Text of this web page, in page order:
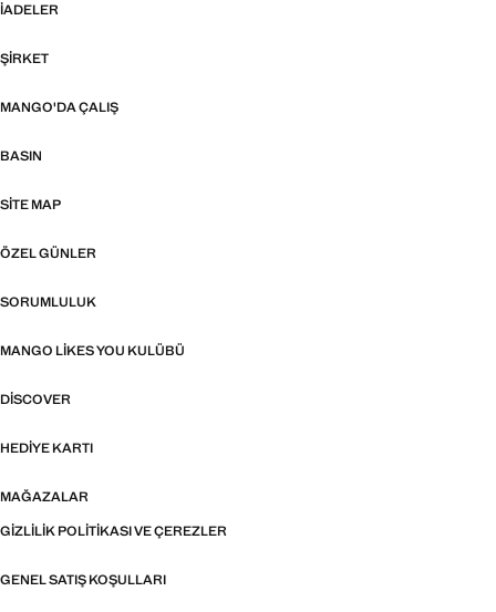
İADELER
ŞIRKET
MANGO'DA ÇALIŞ
BASIN
SITE MAP
ÖZEL GÜNLER
SORUMLULUK
MANGO LIKES YOU KULÜBÜ
DISCOVER
HEDIYE KARTI
MAĞAZALAR
GIZLILIK POLITIKASI VE ÇEREZLER
GENEL SATIŞ KOŞULLARI